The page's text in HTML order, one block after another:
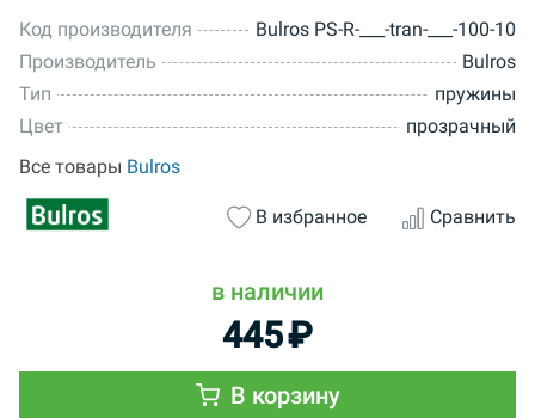
Код производителя
Bulros PS-R-___-tran-___-100-10
Производитель
Bulros
Тип
пружины
Цвет
прозрачный
Все товары Bulros
В избранное Сравнить
в наличии
445₽
В корзину